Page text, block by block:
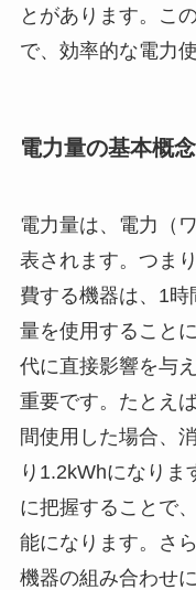
とがあります。こ
で、効率的な電力
電力量の基本概念
電力量は、電力（
表されます。つま
費する機器は、1
量を使用すること
代に直接影響を与
重要です。たとえ
間使用した場合、
り1.2kWhになりま
に把握することで
能になります。さ
機器の組み合わせ